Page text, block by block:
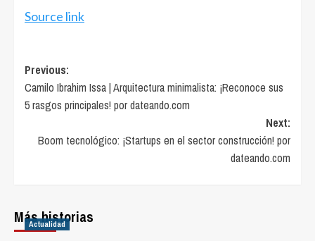
Source link
Post
navigation
Previous:
Camilo Ibrahim Issa | Arquitectura minimalista: ¡Reconoce sus
5 rasgos principales! por dateando.com
Next:
Boom tecnológico: ¡Startups en el sector construcción! por
dateando.com
Más historias
Actualidad